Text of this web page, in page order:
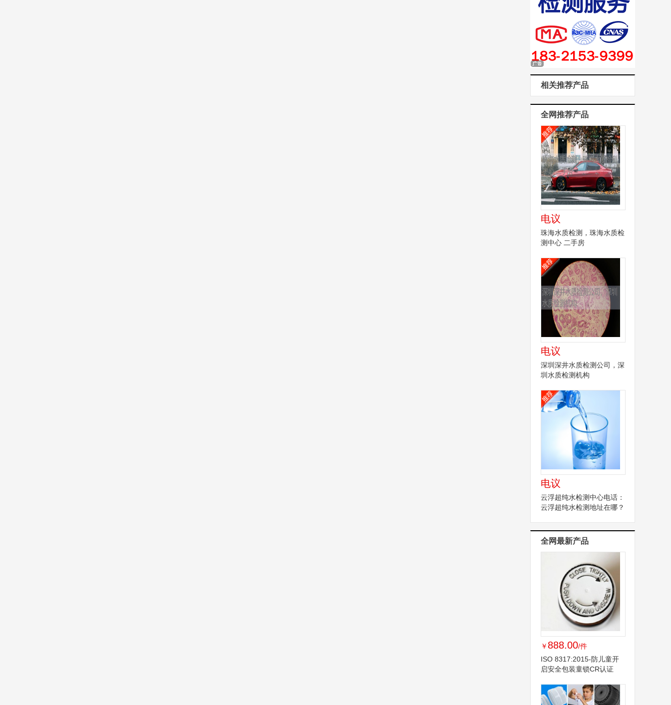
相关推荐产品
全网推荐产品
电议
珠海水质检测，珠海水质检
测中心 二手房
电议
深圳深井水质检测公司，深
圳水质检测机构
电议
云浮超纯水检测中心电话：
云浮超纯水检测地址在哪？
全网最新产品
￥ 888.00/件
ISO 8317:2015-防儿童开
启安全包装童锁CR认证